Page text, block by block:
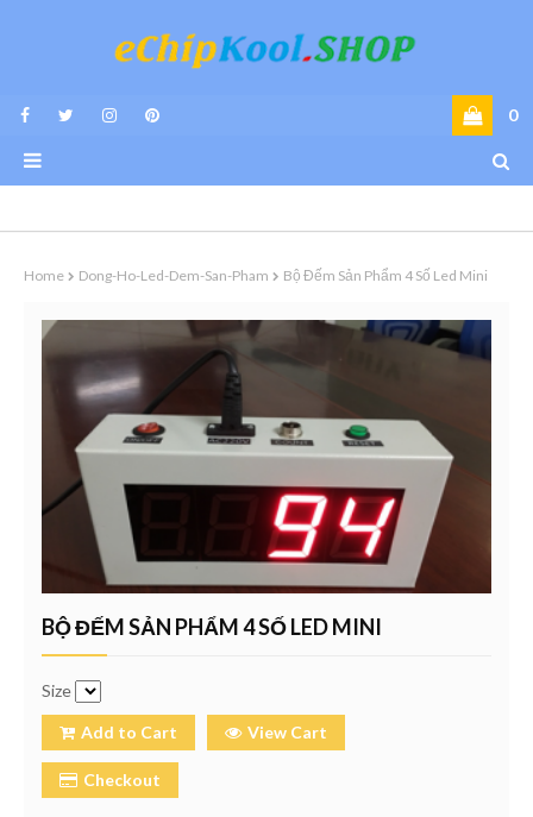
0
Home Dong-Ho-Led-Dem-San-Pham Bộ Đếm Sản Phẩm 4 Số Led Mini
BỘ ĐẾM SẢN PHẨM 4 SỐ LED MINI
Size
Add to Cart View Cart
Checkout